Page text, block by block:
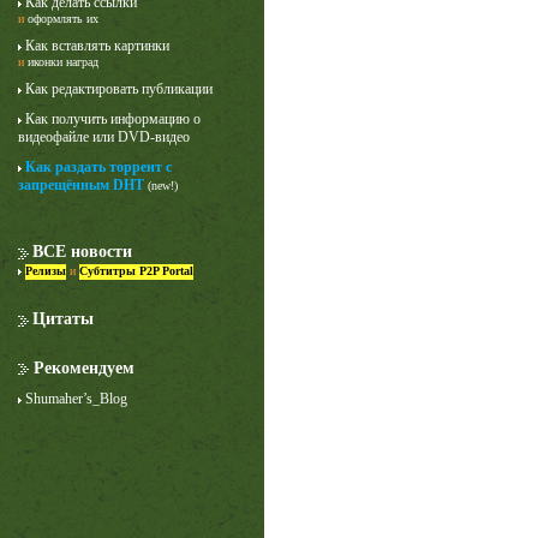
и оформлять их
Как вставлять картинки
и иконки наград
Как редактировать публикации
Как получить информацию о
видеофайле или DVD-видео
Как раздать торрент с
запрещённым DHT (new!)
ВСЕ новости
Релизы и Субтитры P2P Portal
Цитаты
Рекомендуем
Shumaher’s_Blog